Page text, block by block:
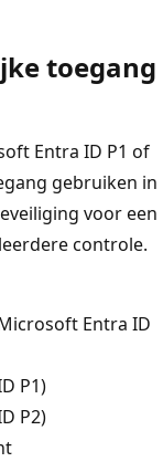
toegang
Entra ID P1 of
gebruiken in
voor een
controle.
Entra ID
P1)
P2)